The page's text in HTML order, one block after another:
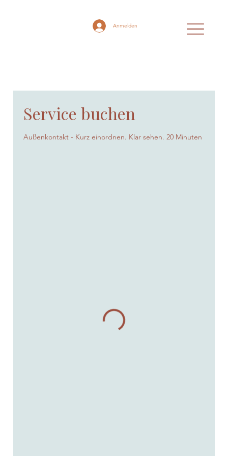
Anmelden
Service buchen
Außenkontakt - Kurz einordnen. Klar sehen. 20 Minuten